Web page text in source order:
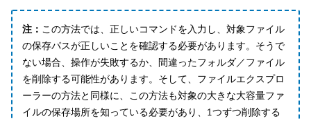
注： この方法では、正しいコマンドを入力し、対象ファイル
の保存パスが正しいことを確認する必要があります。そうで
ない場合、操作が失敗するか、間違ったフォルダ／ファイル
を削除する可能性があります。そして、ファイルエクスプロ
ーラーの方法と同様に、この方法も対象の大きな大容量ファ
イルの保存場所を知っている必要があり、1つずつ削除する